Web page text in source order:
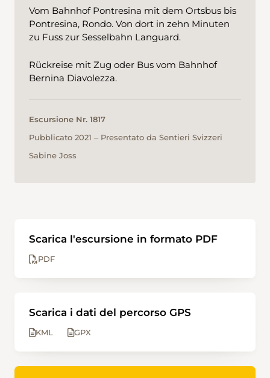
Vom Bahnhof Pontresina mit dem Ortsbus bis
Pontresina, Rondo. Von dort in zehn Minuten
zu Fuss zur Sesselbahn Languard.
Rückreise mit Zug oder Bus vom Bahnhof
Bernina Diavolezza.
Escursione Nr. 1817
Pubblicato 2021 ‒ Presentato da Sentieri Svizzeri
Sabine Joss
Scarica l'escursione in formato PDF
PDF
Scarica i dati del percorso GPS
KML GPX